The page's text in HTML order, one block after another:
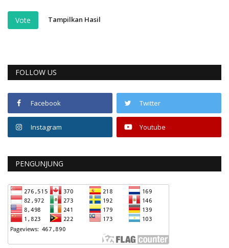
Vote Tampilkan Hasil
FOLLOW US
Facebook Twitter
Instagram Youtube
PENGUNJUNG